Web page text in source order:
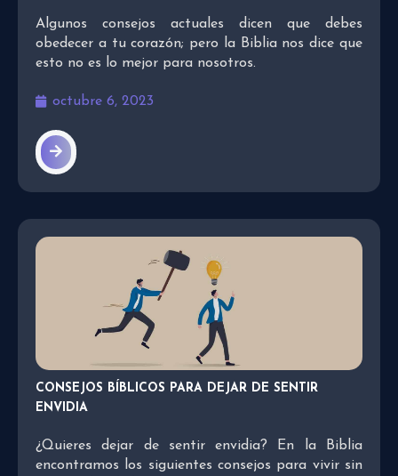
Algunos consejos actuales dicen que debes
obedecer a tu corazón; pero la Biblia nos dice que
esto no es lo mejor para nosotros.
octubre 6, 2023
CONSEJOS BÍBLICOS PARA DEJAR DE SENTIR
ENVIDIA
¿Quieres dejar de sentir envidia? En la Biblia
encontramos los siguientes consejos para vivir sin